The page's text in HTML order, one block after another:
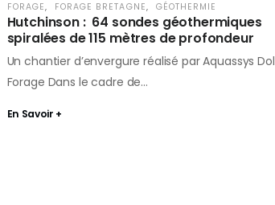
FORAGE, FORAGE BRETAGNE, GÉOTHERMIE
Hutchinson : 64 sondes géothermiques
spiralées de 115 mètres de profondeur
Un chantier d’envergure réalisé par Aquassys Dol
Forage Dans le cadre de…
En Savoir +